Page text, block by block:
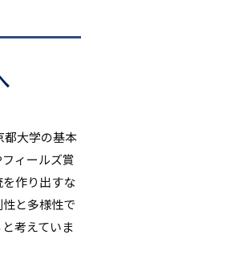
都大学の基本
ィールズ賞
作り出すな
と多様性で
考えていま